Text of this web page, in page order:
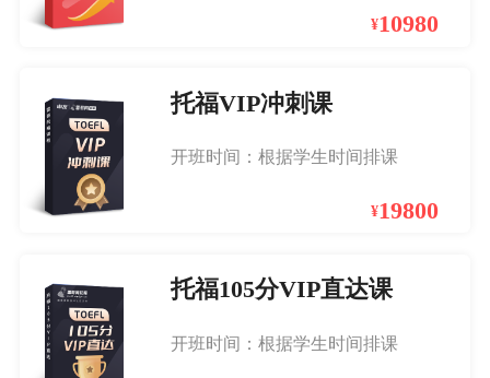
¥10980
托福VIP冲刺课
开班时间：根据学生时间排课
¥19800
托福105分VIP直达课
开班时间：根据学生时间排课